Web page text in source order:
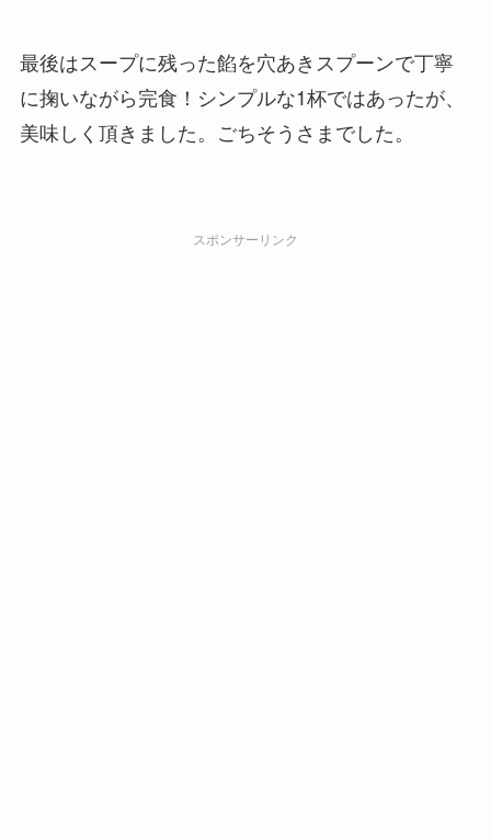
最後はスープに残った餡を穴あきスプーンで丁寧
に掬いながら完食！シンプルな1杯ではあったが、
美味しく頂きました。ごちそうさまでした。
スポンサーリンク